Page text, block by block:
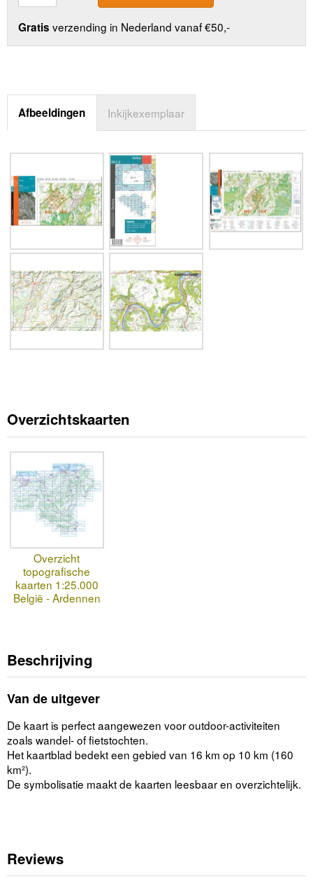
Gratis verzending in Nederland vanaf €50,-
Afbeeldingen Inkijkexemplaar
Overzichtskaarten
Overzicht
topografische
kaarten 1:25.000
België - Ardennen
Beschrijving
Van de uitgever
De kaart is perfect aangewezen voor outdoor-activiteiten
zoals wandel- of fietstochten.
Het kaartblad bedekt een gebied van 16 km op 10 km (160
km²).
De symbolisatie maakt de kaarten leesbaar en overzichtelijk.
Reviews